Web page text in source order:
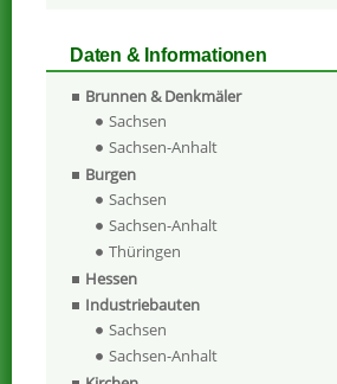
Daten & Informationen
Brunnen & Denkmäler
Sachsen
Sachsen-Anhalt
Burgen
Sachsen
Sachsen-Anhalt
Thüringen
Hessen
Industriebauten
Sachsen
Sachsen-Anhalt